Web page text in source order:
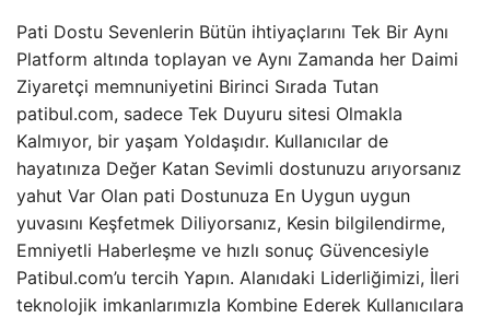
Pati Dostu Sevenlerin Bütün ihtiyaçlarını Tek Bir Aynı
Platform altında toplayan ve Aynı Zamanda her Daimi
Ziyaretçi memnuniyetini Birinci Sırada Tutan
patibul.com, sadece Tek Duyuru sitesi Olmakla
Kalmıyor, bir yaşam Yoldaşıdır. Kullanıcılar de
hayatınıza Değer Katan Sevimli dostunuzu arıyorsanız
yahut Var Olan pati Dostunuza En Uygun uygun
yuvasını Keşfetmek Diliyorsanız, Kesin bilgilendirme,
Emniyetli Haberleşme ve hızlı sonuç Güvencesiyle
Patibul.com’u tercih Yapın. Alanıdaki Liderliğimizi, İleri
teknolojik imkanlarımızla Kombine Ederek Kullanıcılara